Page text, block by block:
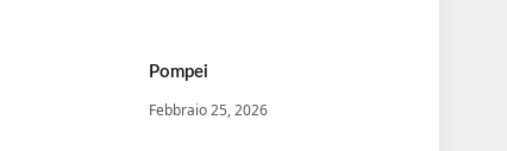
Pompei
Febbraio 25, 2026